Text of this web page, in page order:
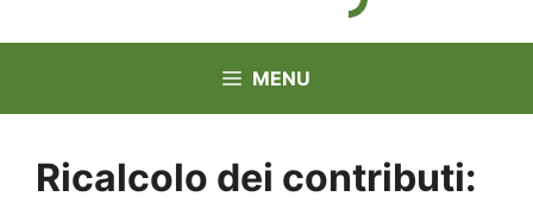
MENU
Ricalcolo dei contributi: